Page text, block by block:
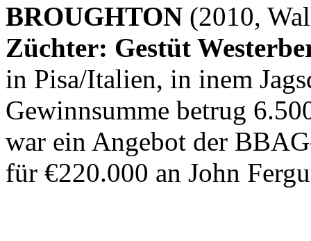
BROUGHTON (2010,
Züchter: Gestüt
in Pisa/Italien, in inem
Gewinnsumme betrug
war ein Angebot der
für €220.000 an John